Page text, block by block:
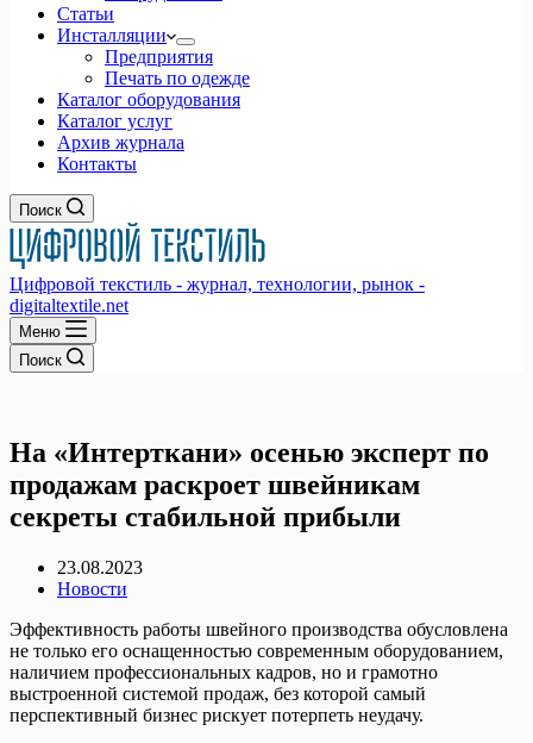
Статьи
Инсталляции
Предприятия
Печать по одежде
Каталог оборудования
Каталог услуг
Архив журнала
Контакты
Поиск
Цифровой текстиль - журнал, технологии, рынок -
digitaltextile.net
Меню
Поиск
На «Интерткани» осенью эксперт по
продажам раскроет швейникам
секреты стабильной прибыли
23.08.2023
Новости
Эффективность работы швейного производства обусловлена
не только его оснащенностью современным оборудованием,
наличием профессиональных кадров, но и грамотно
выстроенной системой продаж, без которой самый
перспективный бизнес рискует потерпеть неудачу.